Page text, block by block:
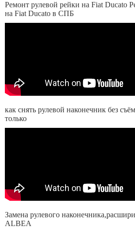
Ремонт рулевой рейки на Fiat Ducato
на Fiat Ducato в СПБ
как снять рулевой наконечник без
только
Замена рулевого
ALBEA